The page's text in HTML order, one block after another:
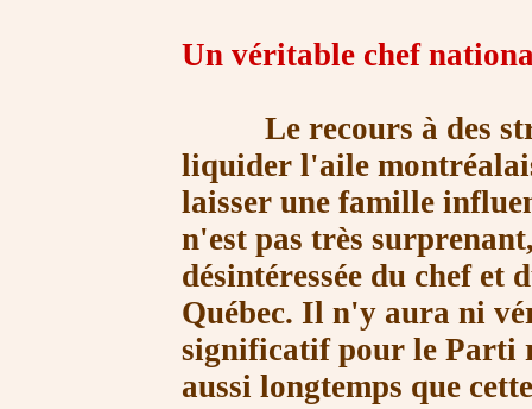
Un véritable chef
Le recours à des
liquider l'aile
laisser une famille
n'est pas très
désintéressée du chef et
Québec. Il n'y aura ni
significatif pour le Parti
aussi longtemps que